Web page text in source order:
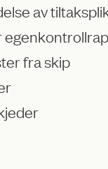
av
fra skip